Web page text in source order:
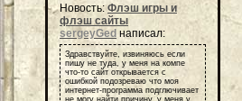
Новость:Флэш игры и
флэш сайты
sergeyGed написал:
Здравствуйте, извиняюсь если
пишу не туда, у меня на компе
что-то сайт открывается с
ошибкой подозреваю что моя
интернет-программа подглючивает
не могу найти причину, у меня у